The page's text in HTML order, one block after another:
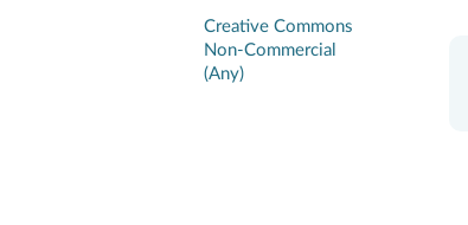
Creative Commons
Non-Commercial
(Any)